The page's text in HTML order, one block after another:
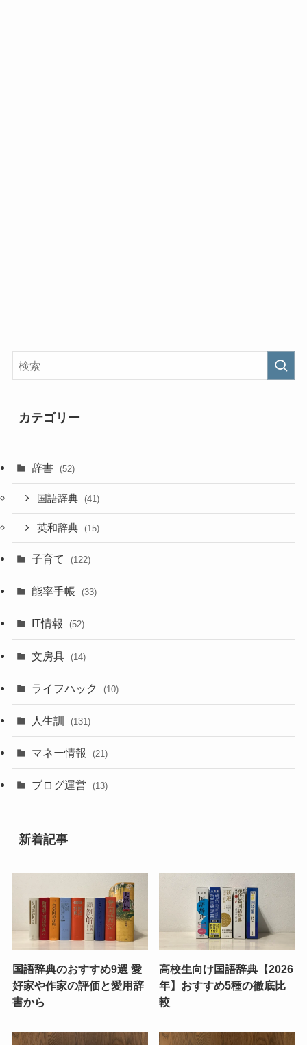
カテゴリー
辞書 (52)
国語辞典 (41)
英和辞典 (15)
子育て (122)
能率手帳 (33)
IT情報 (52)
文房具 (14)
ライフハック (10)
人生訓 (131)
マネー情報 (21)
ブログ運営 (13)
新着記事
国語辞典のおすすめ9選 愛
好家や作家の評価と愛用辞
書から
高校生向け国語辞典【2026
年】おすすめ5種の徹底比
較